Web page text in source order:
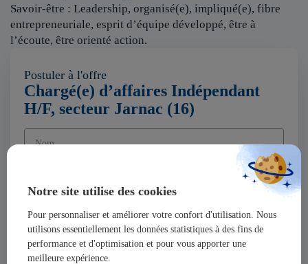
Notre site utilise des cookies
Pour personnaliser et améliorer votre confort d'utilisation. Nous
utilisons essentiellement les données statistiques à des fins de
performance et d'optimisation et pour vous apporter une
meilleure expérience.
Savoir-être : Leadership, organisé(e), impliqué(e), fibre
entrepreneuriale, esprit d’équipe développé, être à
l’écoute, être orienté action.
Postuler à l'offre
Chargé(e) d’affaires Indépendant
H/F, secteur Jarnac (16)
Nom
Prénom
Adresse